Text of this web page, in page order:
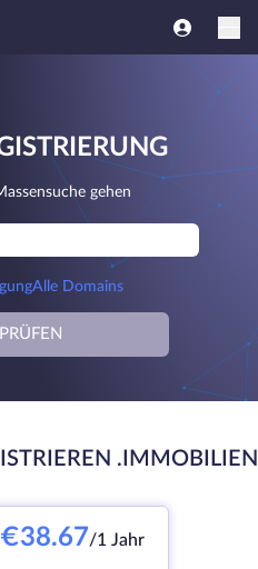
gehen
Alle Domains
.IMMOBILIEN
€38.67/1 Jahr